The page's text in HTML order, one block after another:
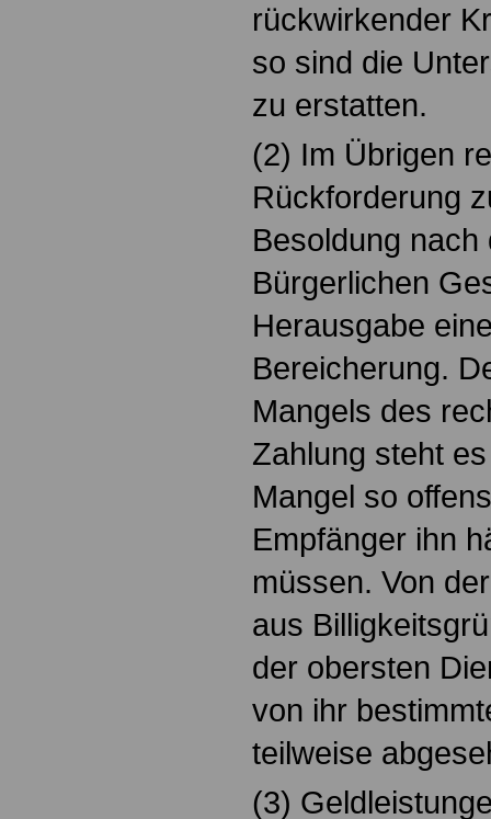
rückwirkender
so sind die
zu erstatten.
(2) Im Übrigen
Rückforderung
Besoldung
Bürgerlichen
Herausgabe
Bereicherung.
Mangels des
Zahlung steht
Mangel so
Empfänger ihn
müssen. Von
aus
der obersten
von ihr
teilweise
(3)